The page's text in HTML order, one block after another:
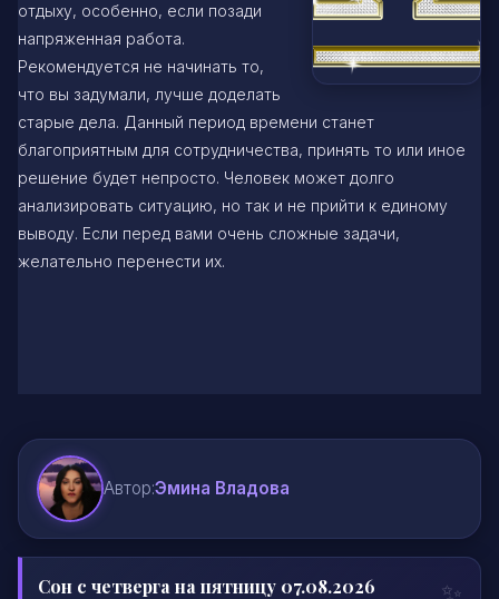
отдыху, особенно, если позади
напряженная работа.
Рекомендуется не начинать то,
что вы задумали, лучше доделать
старые дела. Данный период времени станет
благоприятным для сотрудничества, принять то или иное
решение будет непросто. Человек может долго
анализировать ситуацию, но так и не прийти к единому
выводу. Если перед вами очень сложные задачи,
желательно перенести их.
Автор:Эмина Владова
Сон с четверга на пятницу 07.08.2026